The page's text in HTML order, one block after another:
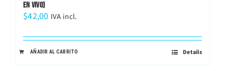
EN VIVO)
$42,00 IVA incl.
AÑADIR AL CARRITO Details